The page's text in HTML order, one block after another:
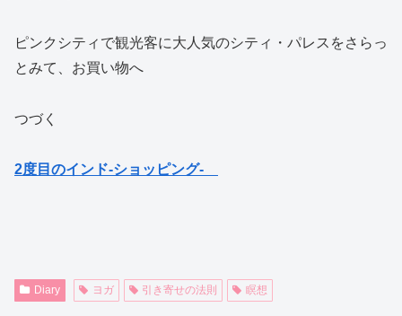
ピンクシティで観光客に大人気のシティ・パレスをさらっ
とみて、お買い物へ
つづく
2度目のインド‐ショッピング‐
Diary ヨガ 引き寄せの法則 瞑想